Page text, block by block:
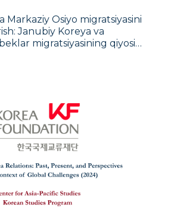
Markaziy Osiyo migratsiyasini
Janubiy Koreya va
migratsiyasining qiyosiy